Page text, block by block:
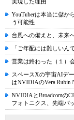
実現した理由
YouTuberは本当に儲か
う可能性
台風への備えと、未来
「ご年配には難しいん
営業は終わった（１）
スペースXの宇宙AIデ
はNVIDIAのVera Rubin
NVIDIAとBroadcomの
フォトニクス、先端パ